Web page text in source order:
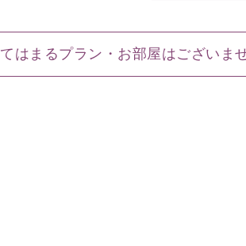
はまるプラン・お部屋はございま